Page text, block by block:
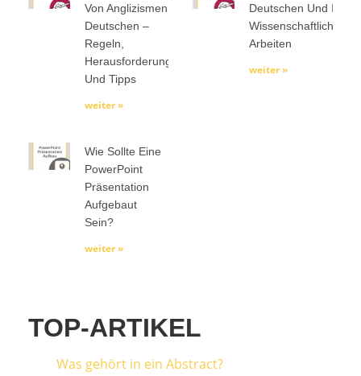
Von Anglizismen Im
Deutschen –
Regeln,
Herausforderungen
Und Tipps
weiter »
Deutschen Und In
Wissenschaftlichen
Arbeiten
weiter »
Wie Sollte Eine
PowerPoint
Präsentation
Aufgebaut
Sein?
weiter »
TOP-ARTIKEL
Was gehört in ein Abstract?